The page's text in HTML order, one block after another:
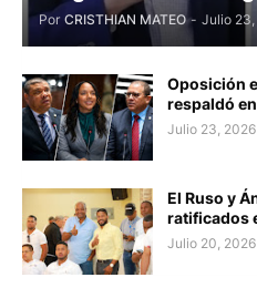
Por CRISTHIAN MATEO - Julio
Oposición
respaldó
Julio 23, 2026
El Ruso y
ratificados
Julio 20, 2026